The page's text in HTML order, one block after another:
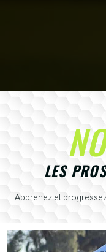
LES
Apprenez et